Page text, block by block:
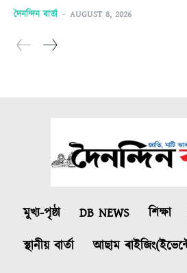
দৈনন্দিন বাৰ্তা - AUGUST 8, 2026
মুখ্য-পৃষ্ঠা DB NEWS শিক্ষা
স্থানীয় বাৰ্তা
আছাম